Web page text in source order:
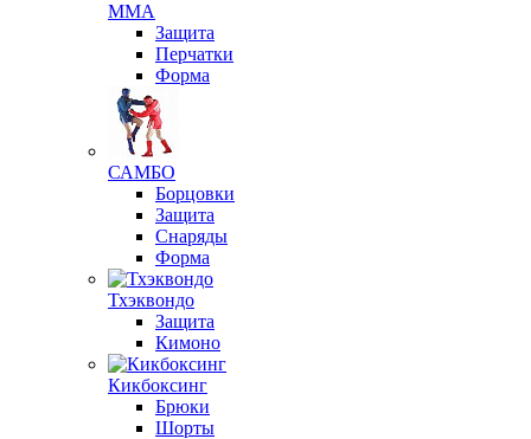
ММА
Защита
Перчатки
Форма
САМБО
Борцовки
Защита
Снаряды
Форма
Тхэквондо
Защита
Кимоно
Кикбоксинг
Брюки
Шорты